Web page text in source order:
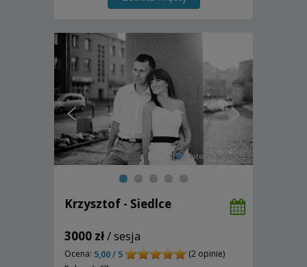
Krzysztof - Siedlce
3000 zł/ sesja
Ocena: 5,00 / 5
(2 opinie)